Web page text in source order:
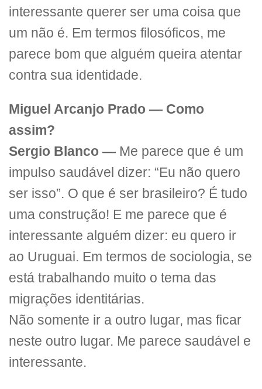
interessante querer ser uma coisa que
um não é. Em termos filosóficos, me
parece bom que alguém queira atentar
contra sua identidade.
Miguel Arcanjo Prado — Como
assim?
Sergio Blanco — Me parece que é um
impulso saudável dizer: “Eu não quero
ser isso”. O que é ser brasileiro? É tudo
uma construção! E me parece que é
interessante alguém dizer: eu quero ir
ao Uruguai. Em termos de sociologia, se
está trabalhando muito o tema das
migrações identitárias.
Não somente ir a outro lugar, mas ficar
neste outro lugar. Me parece saudável e
interessante.